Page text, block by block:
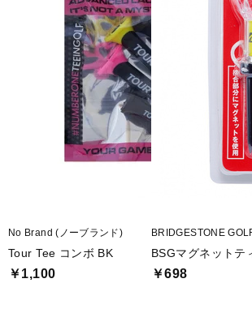
■2023年モデル
■メーカー型番：0810508403
No Brand (ノーブランド)
Tour Tee コンボ BK
￥1,100
BRIDGESTONE
BSGマグネット
￥698